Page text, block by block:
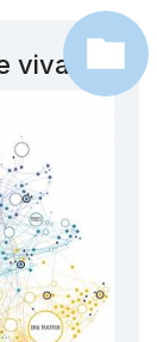
vivant !